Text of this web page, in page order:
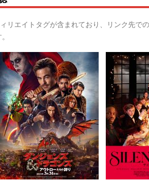
リエイトタグが含まれており、リンク先で